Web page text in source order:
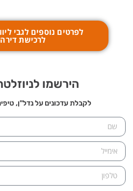
לפרטים נוספים לגבי
לרכישת דירה
הירשמו
לקבלת עדכונים על נדל"ן,